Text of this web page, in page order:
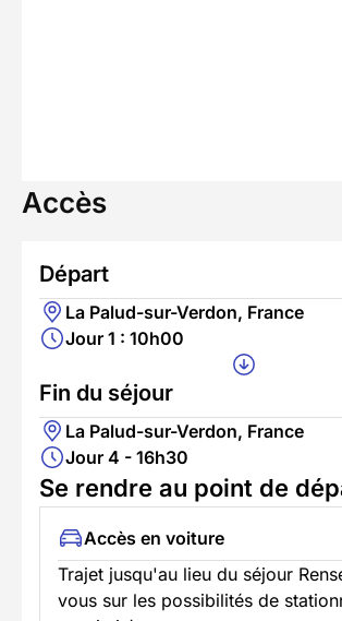
Accès
Départ
La Palud-sur-Verdon, France
Jour 1 : 10h00
Fin du séjour
La Palud-sur-Verdon, France
Jour 4 - 16h30
Se rendre au point de
Accès en voiture
Trajet jusqu'au lieu du séjour
vous sur les possibilités de